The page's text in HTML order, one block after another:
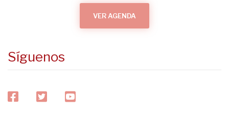
VER AGENDA
Síguenos
facebooktwitteryoutube